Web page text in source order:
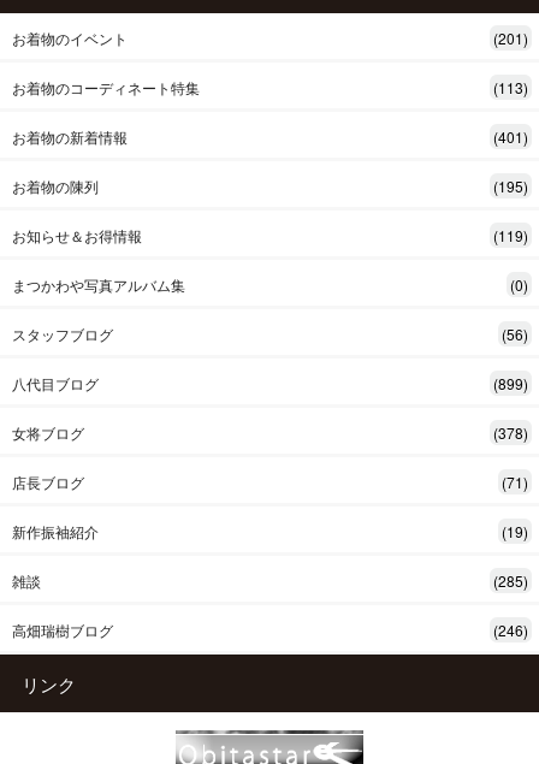
お着物のイベント (201)
お着物のコーディネート特集 (113)
お着物の新着情報 (401)
お着物の陳列 (195)
お知らせ＆お得情報 (119)
まつかわや写真アルバム集 (0)
スタッフブログ (56)
八代目ブログ (899)
女将ブログ (378)
店長ブログ (71)
新作振袖紹介 (19)
雑談 (285)
高畑瑞樹ブログ (246)
リンク